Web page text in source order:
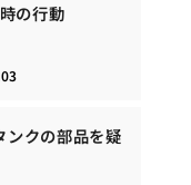
の行動
ンクの部品を疑